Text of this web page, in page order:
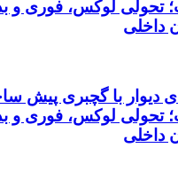
تحولی لوکس، فوری و
داخلی
دیوار با گچبری پیش
تحولی لوکس، فوری و
داخلی